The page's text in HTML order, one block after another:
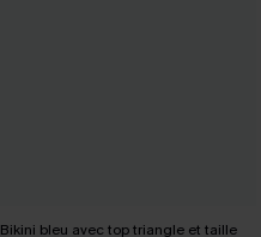
Bikini bleu avec top triangle et taille